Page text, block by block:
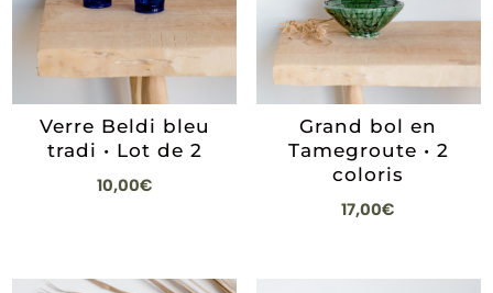
Verre Beldi bleu
tradi • Lot de 2
10,00€
Grand bol en
Tamegroute • 2
coloris
17,00€